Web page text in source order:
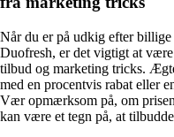
Når du er på udkig efter
Duofresh, er det vigtigt at
tilbud og marketing tricks.
med en procentvis rabat eller
Vær opmærksom på, om
kan være et tegn på, at